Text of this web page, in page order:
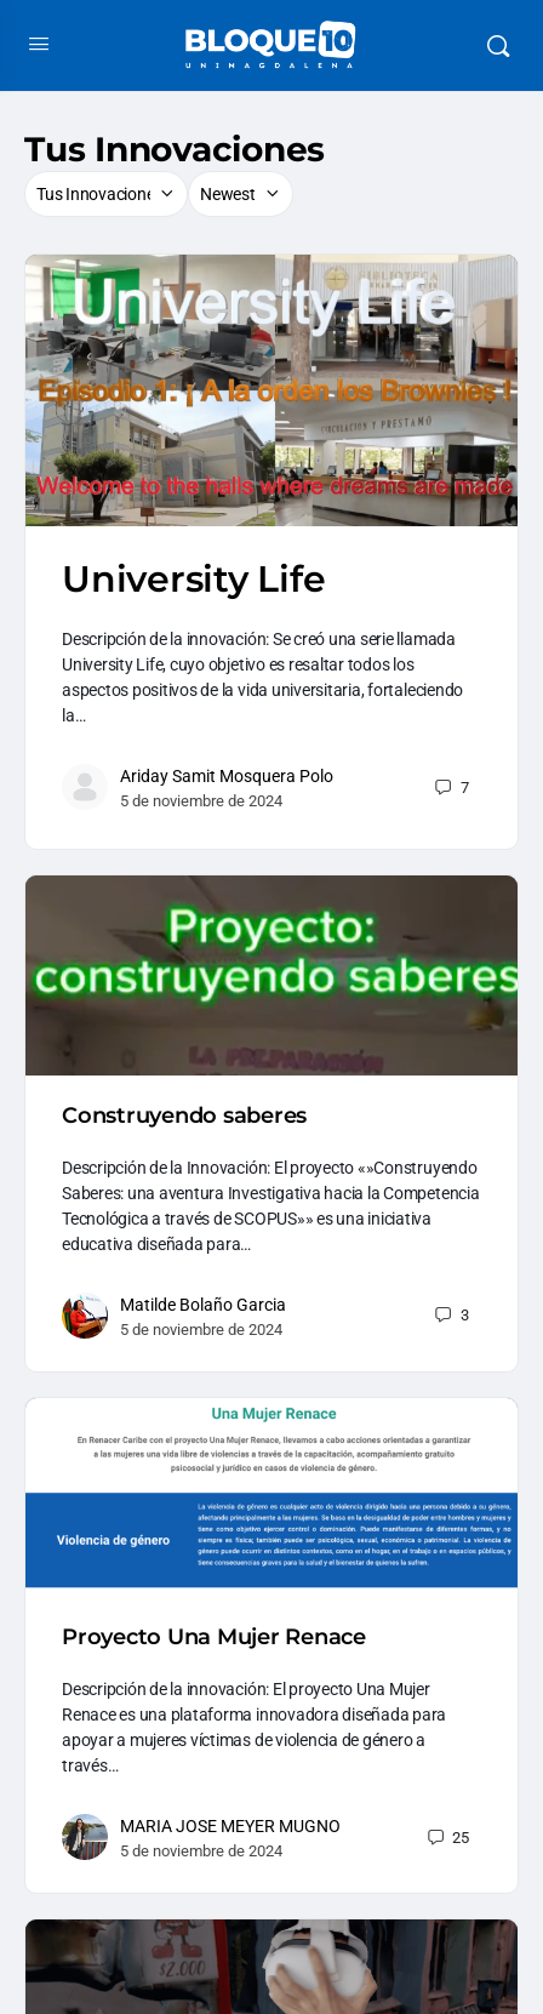
Tus Innovaciones
University Life
Descripción de la innovación: Se creó una serie llamada
University Life, cuyo objetivo es resaltar todos los
aspectos positivos de la vida universitaria, fortaleciendo
la…
Ariday Samit Mosquera Polo
5 de noviembre de 2024
7
Construyendo saberes
Descripción de la Innovación: El proyecto «»Construyendo
Saberes: una aventura Investigativa hacia la Competencia
Tecnológica a través de SCOPUS»» es una iniciativa
educativa diseñada para…
Matilde Bolaño Garcia
5 de noviembre de 2024
3
Proyecto Una Mujer Renace
Descripción de la innovación: El proyecto Una Mujer
Renace es una plataforma innovadora diseñada para
apoyar a mujeres víctimas de violencia de género a
través…
MARIA JOSE MEYER MUGNO
5 de noviembre de 2024
25